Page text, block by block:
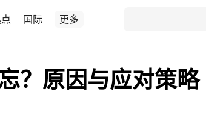
国际 更多
？原因与应对策略